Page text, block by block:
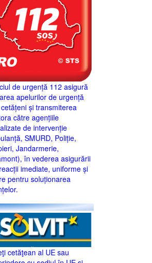
de urgență 112 asigură
apelurilor de urgență
și transmiterea
către agențiile
de intervenție
SMURD, Poliție,
Jandarmerie,
în vederea asigurării
imediate, uniforme și
pentru soluționarea
cetăţean al UE sau